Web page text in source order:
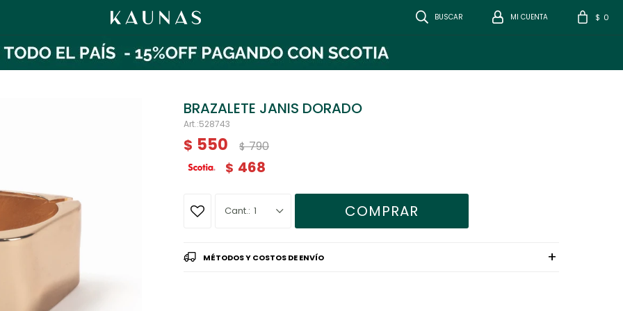
$ 0
BRAZALETE JANIS DORADO
528743
$ 550 $ 790
$ 468
1 COMPRAR
MÉTODOS Y COSTOS DE ENVÍO